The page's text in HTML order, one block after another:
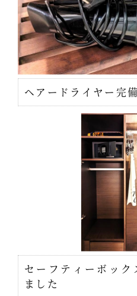
ヘアードライヤー完備
セーフティーボック
ました